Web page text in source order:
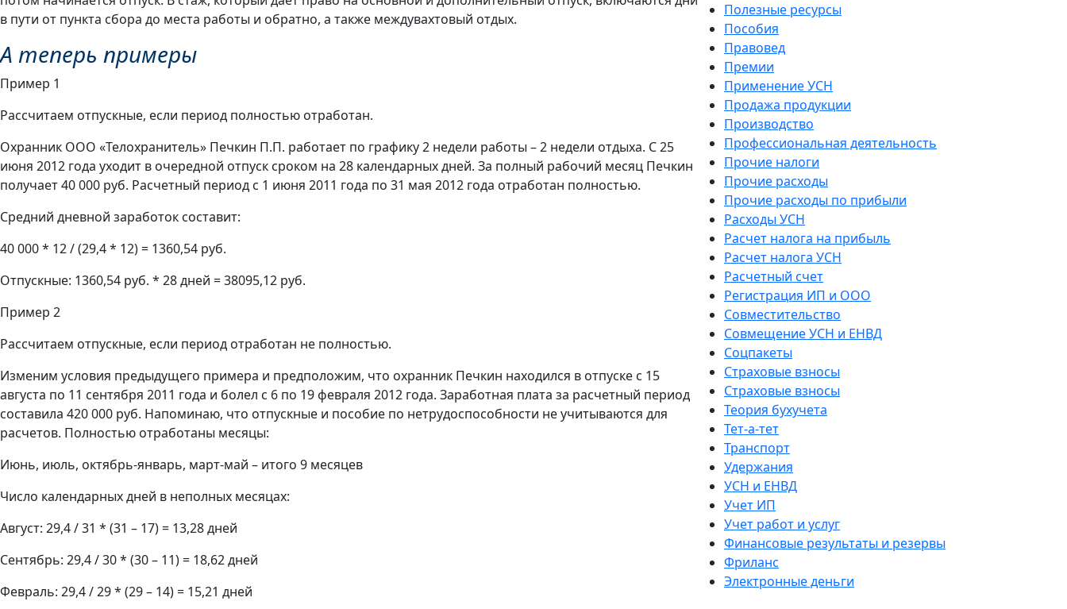
в пути от пункта сбора до места работы и обратно, а также междувахтовый отдых.
А теперь примеры
Пример 1
Рассчитаем отпускные, если период полностью отработан.
Охранник ООО «Телохранитель» Печкин П.П. работает по графику 2 недели работы – 2 недели отдыха. С 25
июня 2012 года уходит в очередной отпуск сроком на 28 календарных дней. За полный рабочий месяц Печкин
получает 40 000 руб. Расчетный период с 1 июня 2011 года по 31 мая 2012 года отработан полностью.
Средний дневной заработок составит:
40 000 * 12 / (29,4 * 12) = 1360,54 руб.
Отпускные: 1360,54 руб. * 28 дней = 38095,12 руб.
Пример 2
Рассчитаем отпускные, если период отработан не полностью.
Изменим условия предыдущего примера и предположим, что охранник Печкин находился в отпуске с 15
августа по 11 сентября 2011 года и болел с 6 по 19 февраля 2012 года. Заработная плата за расчетный период
составила 420 000 руб. Напоминаю, что отпускные и пособие по нетрудоспособности не учитываются для
расчетов. Полностью отработаны месяцы:
Июнь, июль, октябрь-январь, март-май – итого 9 месяцев
Число календарных дней в неполных месяцах:
Август: 29,4 / 31 * (31 – 17) = 13,28 дней
Сентябрь: 29,4 / 30 * (30 – 11) = 18,62 дней
Февраль: 29,4 / 29 * (29 – 14) = 15,21 дней
Полезные ресурсы
Пособия
Правовед
Премии
Применение УСН
Продажа продукции
Производство
Профессиональная деятельность
Прочие налоги
Прочие расходы
Прочие расходы по прибыли
Расходы УСН
Расчет налога на прибыль
Расчет налога УСН
Расчетный счет
Регистрация ИП и ООО
Совместительство
Совмещение УСН и ЕНВД
Соцпакеты
Страховые взносы
Страховые взносы
Теория бухучета
Тет-а-тет
Транспорт
Удержания
УСН и ЕНВД
Учет ИП
Учет работ и услуг
Финансовые результаты и резервы
Фриланс
Электронные деньги